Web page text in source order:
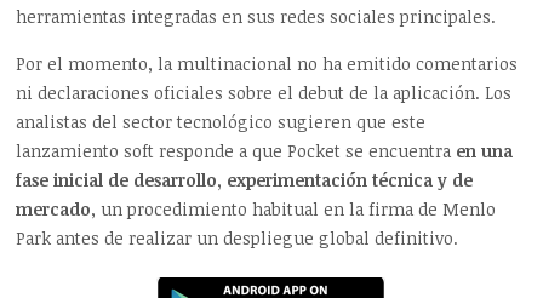
herramientas integradas en sus redes sociales principales.
Por el momento, la multinacional no ha emitido comentarios
ni declaraciones oficiales sobre el debut de la aplicación. Los
analistas del sector tecnológico sugieren que este
lanzamiento soft responde a que Pocket se encuentra en una
fase inicial de desarrollo, experimentación técnica y de
mercado, un procedimiento habitual en la firma de Menlo
Park antes de realizar un despliegue global definitivo.